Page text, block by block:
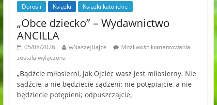
Dorośli Książki Książki katolickie
„Obce dziecko” – Wydawnictwo
ANCILLA
05/08/2026 wNaszejBajce
Możliwość komentowania
została wyłączona
„Bądźcie miłosierni, jak Ojciec wasz jest miłosierny. Nie
sądźcie, a nie będziecie sądzeni; nie potępiajcie, a nie
będziecie potępieni; odpuszczajcie,